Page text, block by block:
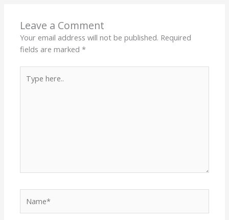
Leave a Comment
Your email address will not be published. Required
fields are marked*
here..